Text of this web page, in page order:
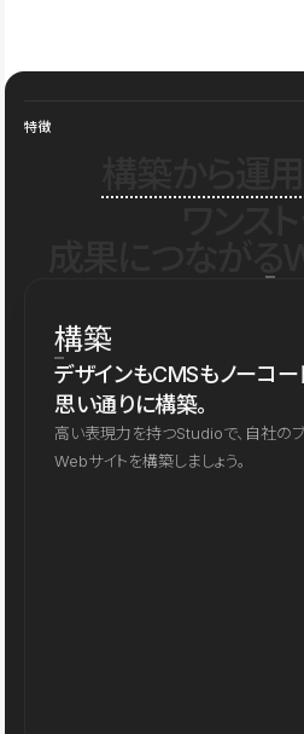
特徴
構築
デザインもCMSもノーコー
思い通りに構築。
高い表現力を持つStudioで、自社の
Webサイトを構築しましょう。